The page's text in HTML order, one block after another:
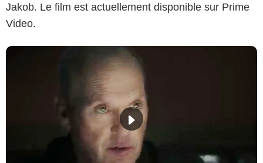
Jakob. Le film est actuellement disponible sur Prime
Video.